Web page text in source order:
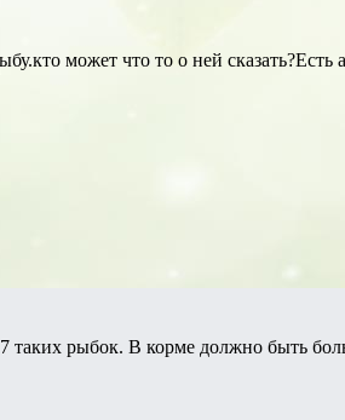
может что то о ней
таких рыбок. В корме должно быть